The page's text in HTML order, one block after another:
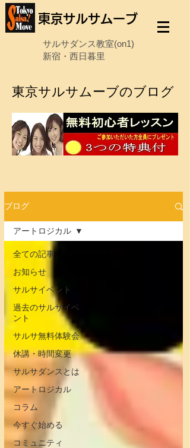
東京サルサムーブ
サルサダンス教室(on1)
新宿・西日暮里
東京サルサムーブのブログ
ブログ
全ての記事
お知らせ
サルサイベント
過去のサルサイベ
ント
サルサ無料体験会
休講・時間変更
サルサダンスとは
アートロジカル
コラム
今すぐ始める
コミュニティ
アートロジカル